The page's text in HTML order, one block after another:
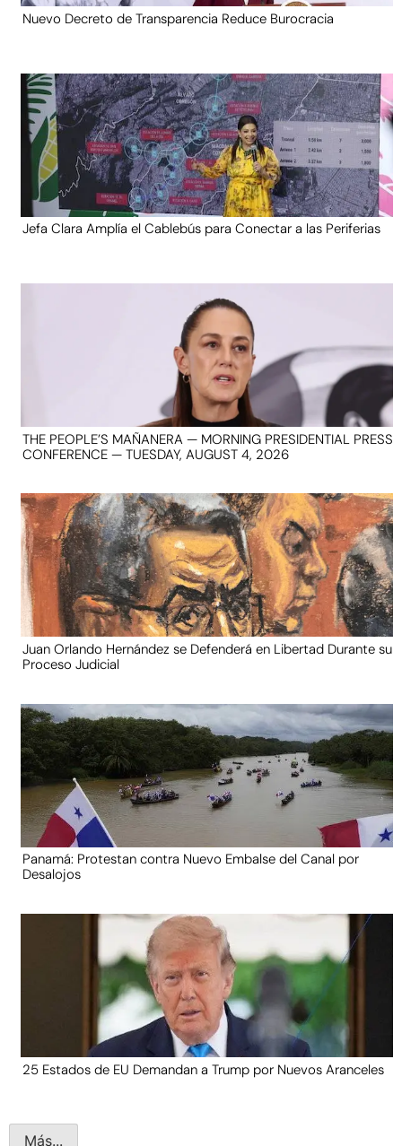
Nuevo Decreto de Transparencia Reduce Burocracia
Jefa Clara Amplía el Cablebús para Conectar a las Periferias
THE PEOPLE’S MAÑANERA — MORNING PRESIDENTIAL PRESS
CONFERENCE — TUESDAY, AUGUST 4, 2026
Juan Orlando Hernández se Defenderá en Libertad Durante su
Proceso Judicial
Panamá: Protestan contra Nuevo Embalse del Canal por
Desalojos
25 Estados de EU Demandan a Trump por Nuevos Aranceles
Más...